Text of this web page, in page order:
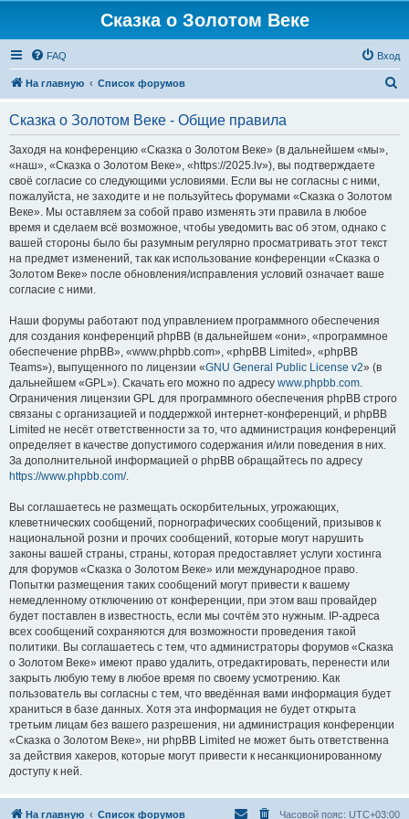
Сказка о Золотом Веке
FAQ Вход
На главную Список форумов
Сказка о Золотом Веке - Общие правила
Заходя на конференцию «Сказка о Золотом Веке» (в дальнейшем «мы»,
«наш», «Сказка о Золотом Веке», «https://2025.lv»), вы подтверждаете
своё согласие со следующими условиями. Если вы не согласны с ними,
пожалуйста, не заходите и не пользуйтесь форумами «Сказка о Золотом
Веке». Мы оставляем за собой право изменять эти правила в любое
время и сделаем всё возможное, чтобы уведомить вас об этом, однако с
вашей стороны было бы разумным регулярно просматривать этот текст
на предмет изменений, так как использование конференции «Сказка о
Золотом Веке» после обновления/исправления условий означает ваше
согласие с ними.
Наши форумы работают под управлением программного обеспечения
для создания конференций phpBB (в дальнейшем «они», «программное
обеспечение phpBB», «www.phpbb.com», «phpBB Limited», «phpBB
Teams»), выпущенного по лицензии «GNU General Public License v2» (в
дальнейшем «GPL»). Скачать его можно по адресу www.phpbb.com.
Ограничения лицензии GPL для программного обеспечения phpBB строго
связаны с организацией и поддержкой интернет-конференций, и phpBB
Limited не несёт ответственности за то, что администрация конференций
определяет в качестве допустимого содержания и/или поведения в них.
За дополнительной информацией о phpBB обращайтесь по адресу
https://www.phpbb.com/.
Вы соглашаетесь не размещать оскорбительных, угрожающих,
клеветнических сообщений, порнографических сообщений, призывов к
национальной розни и прочих сообщений, которые могут нарушить
законы вашей страны, страны, которая предоставляет услуги хостинга
для форумов «Сказка о Золотом Веке» или международное право.
Попытки размещения таких сообщений могут привести к вашему
немедленному отключению от конференции, при этом ваш провайдер
будет поставлен в известность, если мы сочтём это нужным. IP-адреса
всех сообщений сохраняются для возможности проведения такой
политики. Вы соглашаетесь с тем, что администраторы форумов «Сказка
о Золотом Веке» имеют право удалить, отредактировать, перенести или
закрыть любую тему в любое время по своему усмотрению. Как
пользователь вы согласны с тем, что введённая вами информация будет
храниться в базе данных. Хотя эта информация не будет открыта
третьим лицам без вашего разрешения, ни администрация конференции
«Сказка о Золотом Веке», ни phpBB Limited не может быть ответственна
за действия хакеров, которые могут привести к несанкционированному
доступу к ней.
На главную Список форумов Часовой пояс: UTC+03:00